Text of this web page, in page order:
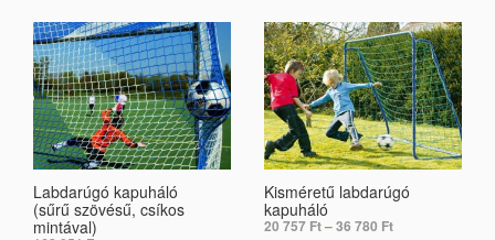
Labdarúgó kapuháló
(sűrű szövésű, csíkos
mintával)
Kisméretű labdarúgó
kapuháló
20 757 Ft–36 780 Ft